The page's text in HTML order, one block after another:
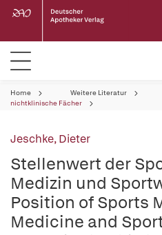
Home Weitere Literatur
nichtklinische Fächer
Jeschke, Dieter
Stellenwert der
Medizin und
Position of Sports
Medicine and